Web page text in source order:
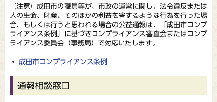
（注意）成田市の職員等が、市政の運営に関し、法令違反または
人の生命、財産、そのほかの利益を害するような行為を行った場
合、もしくは行うと思われる場合の公益通報は、「成田市コンプ
ライアンス条例」に基づきコンプライアンス審査会またはコンプ
ライアンス委員会（事務局）で対応いたします。
成田市コンプライアンス条例
通報相談窓口